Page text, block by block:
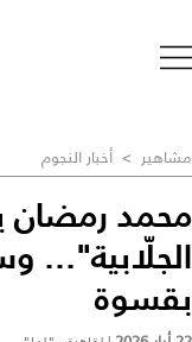
مشاهير > أخبار النجوم
محمد رمضان
الجلّابية"...
بقسوة